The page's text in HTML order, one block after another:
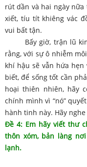
rút dần và hai ngày
xiết, tíu tít khiêng vác
vui bất tận.
Bấy giờ, trận lũ kinh
rằng, với sự ô nhiễm
khí hậu sẽ vẫn hứa
biết, để sống tốt cần
hoại thiên nhiên, hãy
chính mình vì “nó”
hành tinh này. Hãy
Đề 4: Em hãy viết thư
thôn xóm, bản làng
lạnh.